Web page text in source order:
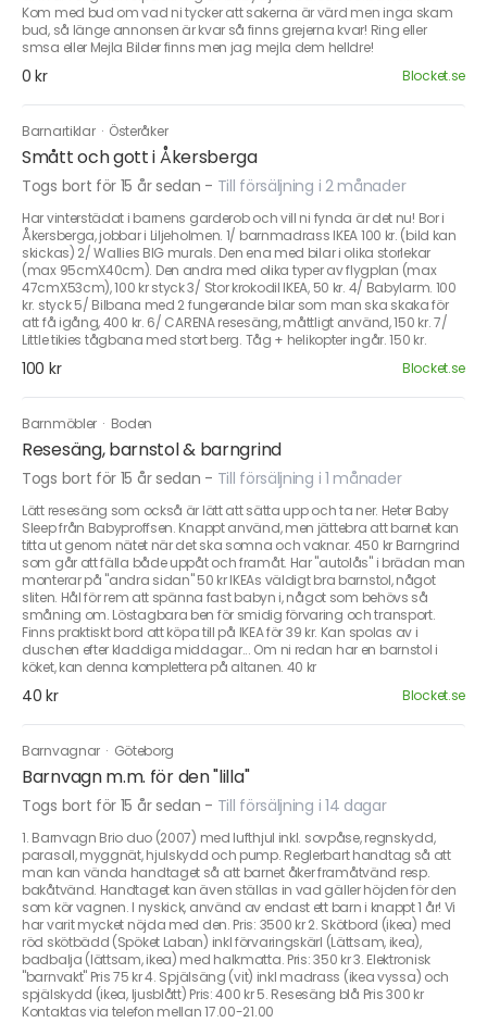
Kom med bud om vad ni tycker att sakerna är värd men inga skam
bud, så länge annonsen är kvar så finns grejerna kvar! Ring eller
smsa eller Mejla Bilder finns men jag mejla dem helldre!
0 kr Blocket.se
Barnartiklar · Österåker
Smått och gott i Åkersberga
Togs bort för 15 år sedan - Till försäljning i 2 månader
Har vinterstädat i barnens garderob och vill ni fynda är det nu! Bor i
Åkersberga, jobbar i Liljeholmen. 1/ barnmadrass IKEA 100 kr. (bild kan
skickas) 2/ Wallies BIG murals. Den ena med bilar i olika storlekar
(max 95cmX40cm). Den andra med olika typer av flygplan (max
47cmX53cm), 100 kr styck 3/ Stor krokodil IKEA, 50 kr. 4/ Babylarm. 100
kr. styck 5/ Bilbana med 2 fungerande bilar som man ska skaka för
att få igång, 400 kr. 6/ CARENA resesäng, måttligt använd, 150 kr. 7/
Little tikies tågbana med stort berg. Tåg + helikopter ingår. 150 kr.
100 kr Blocket.se
Barnmöbler · Boden
Resesäng, barnstol & barngrind
Togs bort för 15 år sedan - Till försäljning i 1 månader
Lätt resesäng som också är lätt att sätta upp och ta ner. Heter Baby
Sleep från Babyproffsen. Knappt använd, men jättebra att barnet kan
titta ut genom nätet när det ska somna och vaknar. 450 kr Barngrind
som går att fälla både uppåt och framåt. Har "autolås" i brädan man
monterar på "andra sidan" 50 kr IKEAs väldigt bra barnstol, något
sliten. Hål för rem att spänna fast babyn i, något som behövs så
småning om. Löstagbara ben för smidig förvaring och transport.
Finns praktiskt bord att köpa till på IKEA för 39 kr. Kan spolas av i
duschen efter kladdiga middagar... Om ni redan har en barnstol i
köket, kan denna komplettera på altanen. 40 kr
40 kr Blocket.se
Barnvagnar · Göteborg
Barnvagn m.m. för den "lilla"
Togs bort för 15 år sedan - Till försäljning i 14 dagar
1. Barnvagn Brio duo (2007) med lufthjul inkl. sovpåse, regnskydd,
parasoll, myggnät, hjulskydd och pump. Reglerbart handtag så att
man kan vända handtaget så att barnet åker framåtvänd resp.
bakåtvänd. Handtaget kan även ställas in vad gäller höjden för den
som kör vagnen. I nyskick, använd av endast ett barn i knappt 1 år! Vi
har varit mycket nöjda med den. Pris: 3500 kr 2. Skötbord (ikea) med
röd skötbädd (Spöket Laban) inkl förvaringskärl (Lättsam, ikea),
badbalja (lättsam, ikea) med halkmatta. Pris: 350 kr 3. Elektronisk
"barnvakt" Pris 75 kr 4. Spjälsäng (vit) inkl madrass (ikea vyssa) och
spjälskydd (ikea, ljusblått) Pris: 400 kr 5. Resesäng blå Pris 300 kr
Kontaktas via telefon mellan 17.00-21.00